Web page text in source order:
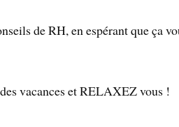
de RH, en espérant que ça
vacances et RELAXEZ vous !